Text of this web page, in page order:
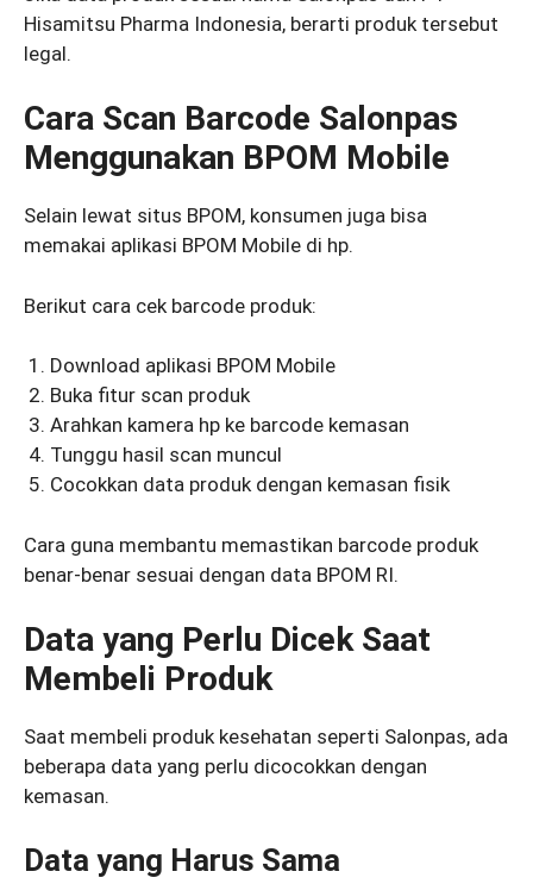
Hisamitsu Pharma Indonesia, berarti produk tersebut
legal.
Cara Scan Barcode Salonpas
Menggunakan BPOM Mobile
Selain lewat situs BPOM, konsumen juga bisa
memakai aplikasi BPOM Mobile di hp.
Berikut cara cek barcode produk:
Download aplikasi BPOM Mobile
Buka fitur scan produk
Arahkan kamera hp ke barcode kemasan
Tunggu hasil scan muncul
Cocokkan data produk dengan kemasan fisik
Cara guna membantu memastikan barcode produk
benar-benar sesuai dengan data BPOM RI.
Data yang Perlu Dicek Saat
Membeli Produk
Saat membeli produk kesehatan seperti Salonpas, ada
beberapa data yang perlu dicocokkan dengan
kemasan.
Data yang Harus Sama